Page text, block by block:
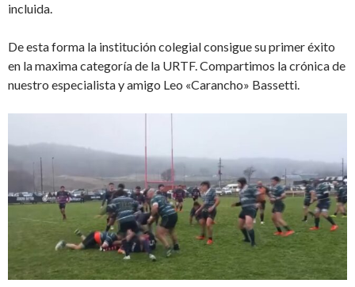
incluida.
De esta forma la institución colegial consigue su primer éxito
en la maxima categoría de la URTF. Compartimos la crónica de
nuestro especialista y amigo Leo «Carancho» Bassetti.